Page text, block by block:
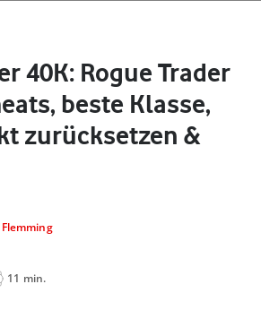
40K: Rogue Trader
beste Klasse,
zurücksetzen &
11 min.